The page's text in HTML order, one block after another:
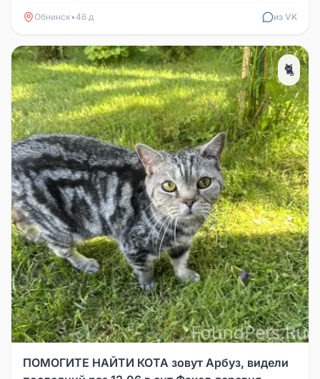
Обнинск•46 д из VK
🐈
ПОМОГИТЕ НАЙТИ КОТА зовут Арбуз, видели